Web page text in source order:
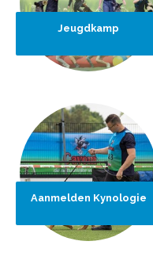
Jeugdkamp
Aanmelden Kynologie